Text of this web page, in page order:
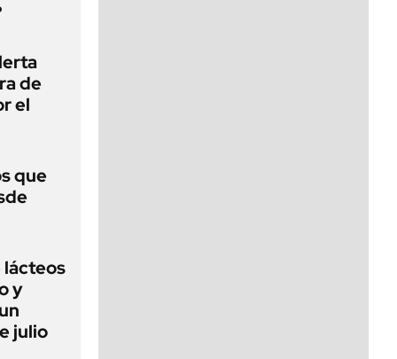
de
el
que
lácteos
y
julio